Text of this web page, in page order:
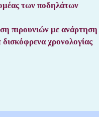
των ποδηλάτων
πιρουνιών με ανάρτηση
χρονολογίας